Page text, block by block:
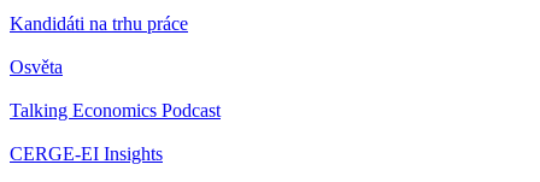
Kandidáti na trhu práce
Osvěta
Talking Economics Podcast
CERGE-EI Insights